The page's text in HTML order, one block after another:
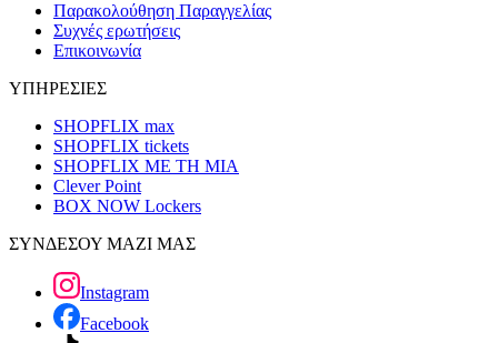
Παρακολούθηση Παραγγελίας
Συχνές ερωτήσεις
Επικοινωνία
ΥΠΗΡΕΣΙΕΣ
SHOPFLIX max
SHOPFLIX tickets
SHOPFLIX ΜΕ ΤΗ ΜΙΑ
Clever Point
BOX NOW Lockers
ΣΥΝΔΕΣΟΥ ΜΑΖΙ ΜΑΣ
Instagram
Facebook